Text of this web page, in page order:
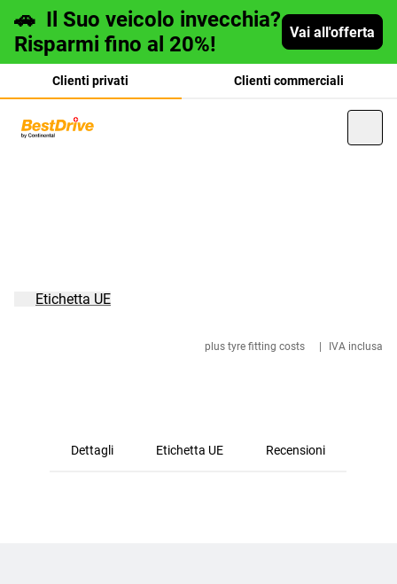
🚗 Il Suo veicolo invecchia?
Risparmi fino al 20%!
Vai all'offerta
Clienti privati Clienti commerciali
plus tyre fitting costs IVA inclusa
Etichetta UE
Dettagli Etichetta UE Recensioni